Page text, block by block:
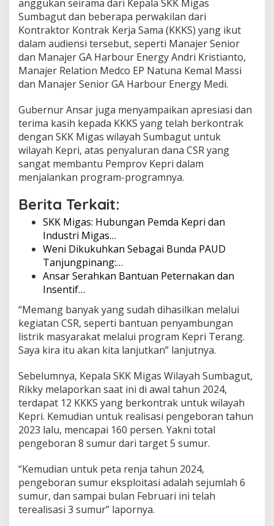
anggukan seirama dari Kepala SKK Migas
Sumbagut dan beberapa perwakilan dari
Kontraktor Kontrak Kerja Sama (KKKS) yang ikut
dalam audiensi tersebut, seperti Manajer Senior
dan Manajer GA Harbour Energy Andri Kristianto,
Manajer Relation Medco EP Natuna Kemal Massi
dan Manajer Senior GA Harbour Energy Medi.
Gubernur Ansar juga menyampaikan apresiasi dan
terima kasih kepada KKKS yang telah berkontrak
dengan SKK Migas wilayah Sumbagut untuk
wilayah Kepri, atas penyaluran dana CSR yang
sangat membantu Pemprov Kepri dalam
menjalankan program-programnya.
Berita Terkait:
SKK Migas: Hubungan Pemda Kepri dan
Industri Migas…
Weni Dikukuhkan Sebagai Bunda PAUD
Tanjungpinang:…
Ansar Serahkan Bantuan Peternakan dan
Insentif…
“Memang banyak yang sudah dihasilkan melalui
kegiatan CSR, seperti bantuan penyambungan
listrik masyarakat melalui program Kepri Terang.
Saya kira itu akan kita lanjutkan” lanjutnya.
Sebelumnya, Kepala SKK Migas Wilayah Sumbagut,
Rikky melaporkan saat ini di awal tahun 2024,
terdapat 12 KKKS yang berkontrak untuk wilayah
Kepri. Kemudian untuk realisasi pengeboran tahun
2023 lalu, mencapai 160 persen. Yakni total
pengeboran 8 sumur dari target 5 sumur.
“Kemudian untuk peta renja tahun 2024,
pengeboran sumur eksploitasi adalah sejumlah 6
sumur, dan sampai bulan Februari ini telah
terealisasi 3 sumur” lapornya.